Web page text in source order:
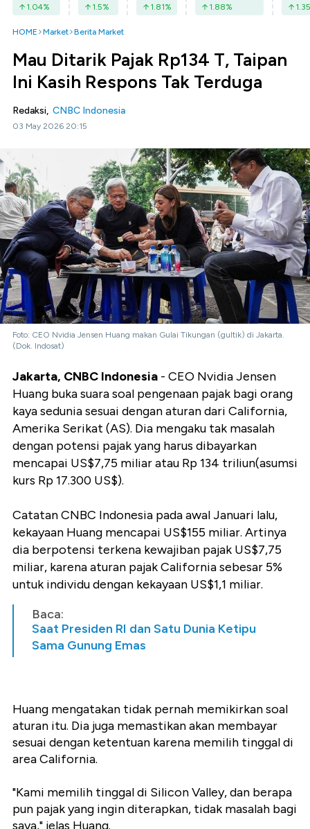
1.04% 1.5% 1.81% 1.88% 1.35
HOME Market Berita Market
Mau Ditarik Pajak Rp134 T, Taipan
Ini Kasih Respons Tak Terduga
Redaksi, CNBC Indonesia
03 May 2026 20:15
Foto: CEO Nvidia Jensen Huang makan Gulai Tikungan (gultik) di Jakarta.
(Dok. Indosat)
Jakarta, CNBC Indonesia - CEO Nvidia Jensen
Huang buka suara soal pengenaan pajak bagi orang
kaya sedunia sesuai dengan aturan dari California,
Amerika Serikat (AS). Dia mengaku tak masalah
dengan potensi pajak yang harus dibayarkan
mencapai US$7,75 miliar atau Rp 134 triliun(asumsi
kurs Rp 17.300 US$).
Catatan CNBC Indonesia pada awal Januari lalu,
kekayaan Huang mencapai US$155 miliar. Artinya
dia berpotensi terkena kewajiban pajak US$7,75
miliar, karena aturan pajak California sebesar 5%
untuk individu dengan kekayaan US$1,1 miliar.
Baca:
Saat Presiden RI dan Satu Dunia Ketipu
Sama Gunung Emas
Huang mengatakan tidak pernah memikirkan soal
aturan itu. Dia juga memastikan akan membayar
sesuai dengan ketentuan karena memilih tinggal di
area California.
"Kami memilih tinggal di Silicon Valley, dan berapa
pun pajak yang ingin diterapkan, tidak masalah bagi
saya," jelas Huang.